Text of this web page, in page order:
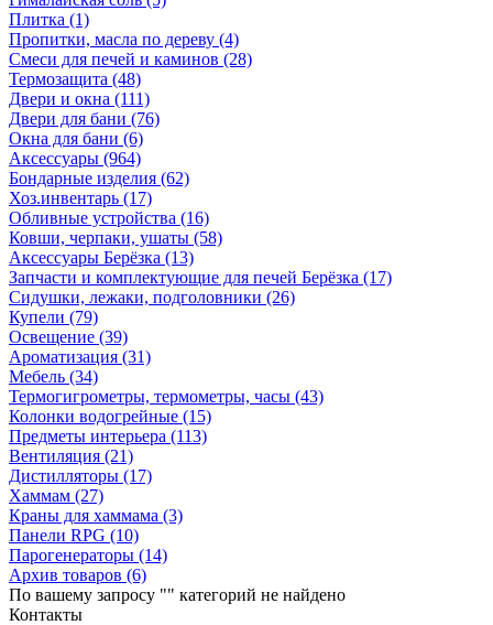
Плитка (1)
Пропитки, масла по дереву (4)
Смеси для печей и каминов (28)
Термозащита (48)
Двери и окна (111)
Двери для бани (76)
Окна для бани (6)
Аксессуары (964)
Бондарные изделия (62)
Хоз.инвентарь (17)
Обливные устройства (16)
Ковши, черпаки, ушаты (58)
Аксессуары Берёзка (13)
Запчасти и комплектующие для печей Берёзка (17)
Сидушки, лежаки, подголовники (26)
Купели (79)
Освещение (39)
Ароматизация (31)
Мебель (34)
Термогигрометры, термометры, часы (43)
Колонки водогрейные (15)
Предметы интерьера (113)
Вентиляция (21)
Дистилляторы (17)
Хаммам (27)
Краны для хаммама (3)
Панели RPG (10)
Парогенераторы (14)
Архив товаров (6)
По вашему запросу "" категорий не найдено
Контакты